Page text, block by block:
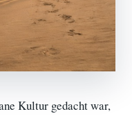
Kultur gedacht war,